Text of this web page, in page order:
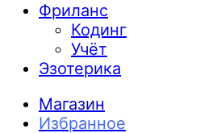
Фриланс
Кодинг
Учёт
Эзотерика
Магазин
Избранное